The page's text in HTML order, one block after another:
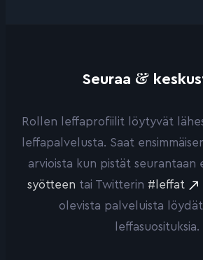
Seuraa &
Rollen leffaprofiilit löytyvät
leffapalvelusta. Saat
arvioista kun pistät seurantaan
syötteen tai Twitterin #leffat
olevista palveluista
leffasuosituksia.